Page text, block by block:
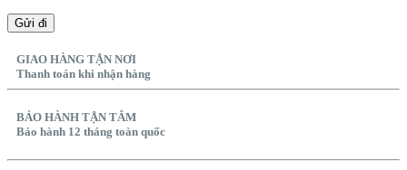
GIAO HÀNG TẬN NƠI
Thanh toán khi nhận hàng
BẢO HÀNH TẬN TÂM
Bảo hành 12 tháng toàn quốc